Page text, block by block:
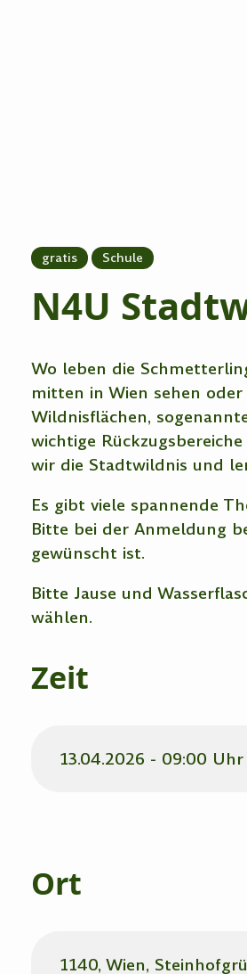
gratis Schule
N4U
Wo leben die
mitten in Wien sehen
Wildnisflächen,
wichtige
wir die Stadtwildnis und
Es gibt viele spannende
Bitte bei der Anmeldung
gewünscht ist.
Bitte Jause und
wählen.
Zeit
13.04.2026 - 09:00
Ort
1140, Wien,